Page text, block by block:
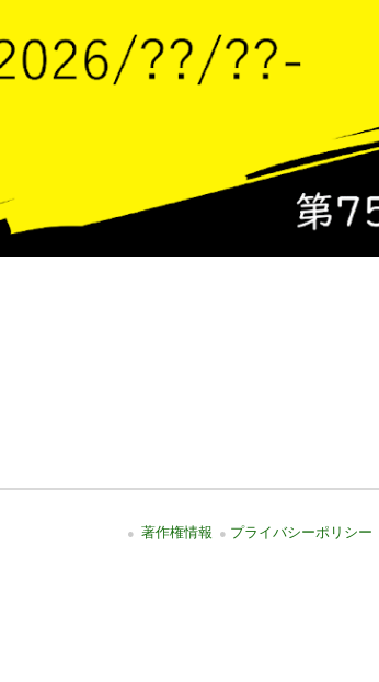
●著作権情報 ● プライバシーポリシー